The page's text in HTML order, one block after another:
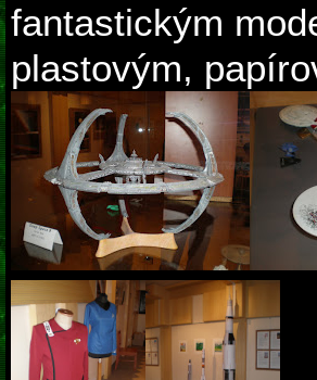
fantastickým
plastovým,